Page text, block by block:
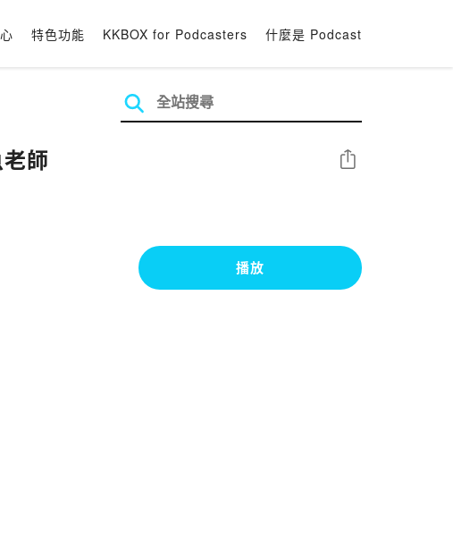
特色功能 KKBOX for Podcasters 什麼是 Podcast
師 分享
播放